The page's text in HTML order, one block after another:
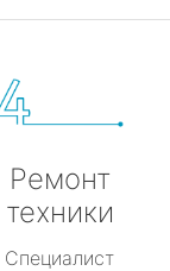
Ремонт
техники
Специалист